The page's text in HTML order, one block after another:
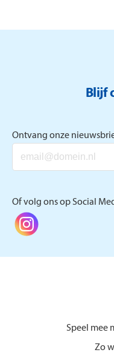
Blijf
Ontvang onze
Of volg ons op Social
Speel mee
Zo